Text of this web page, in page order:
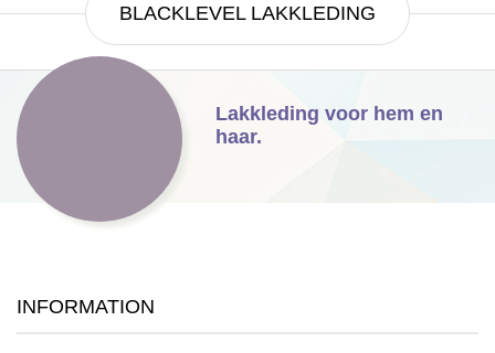
BLACKLEVEL LAKKLEDING
Lakkleding voor hem en
haar.
INFORMATION